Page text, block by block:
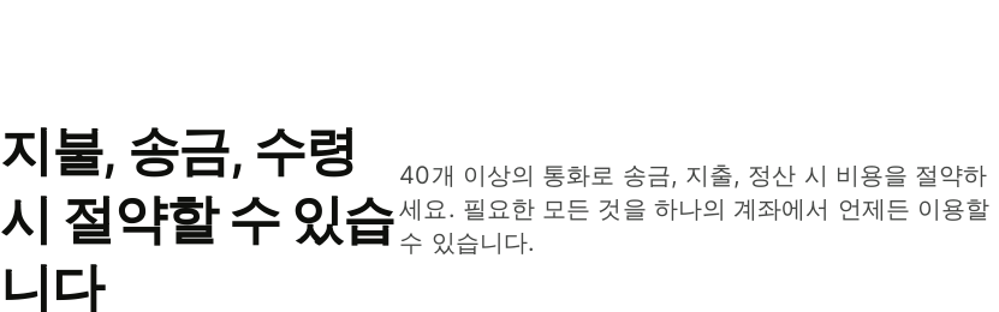
지불, 송금, 수령
시 절약할 수 있습
니다
40개 이상의 통화로 송금, 지출, 정산 시 비용을 절약하
세요. 필요한 모든 것을 하나의 계좌에서 언제든 이용할
수 있습니다.